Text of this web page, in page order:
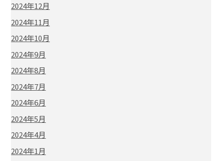
2024年12月
2024年11月
2024年10月
2024年9月
2024年8月
2024年7月
2024年6月
2024年5月
2024年4月
2024年1月